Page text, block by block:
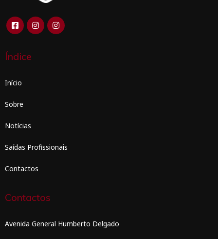
Índice
Início
Sobre
Notícias
Saídas Profissionais
Contactos
Contactos
Avenida General Humberto Delgado